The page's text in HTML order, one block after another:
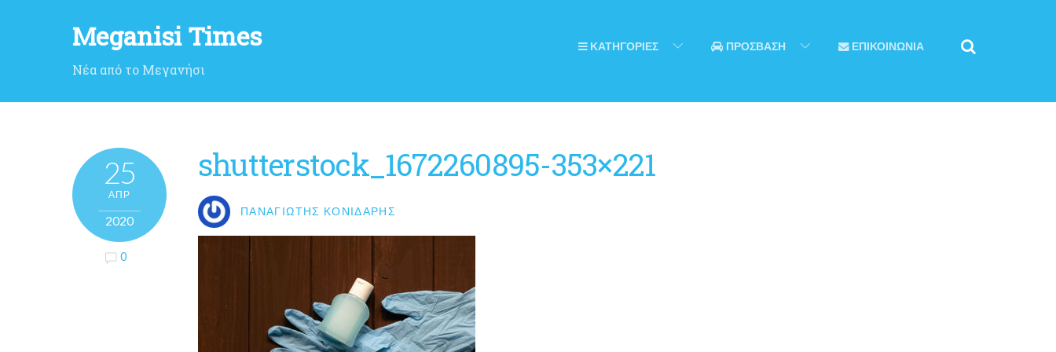
Meganisi Times
Νέα από το Μεγανήσι
ΚΑΤΗΓΟΡΙΕΣ ΠΡΟΣΒΑΣΗ ΕΠΙΚΟΙΝΩΝΙΑ
25
ΑΠΡ
2020
0
shutterstock_1672260895-353×221
ΠΑΝΑΓΙΏΤΗΣ ΚΟΝΙΔΆΡΗΣ